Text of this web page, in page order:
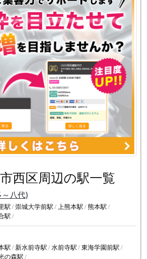
西区周辺の駅一覧
～八代)
駅 崇城大学前駅 上熊本駅 熊本駅
駅
駅 新水前寺駅 水前寺駅 東海学園前駅
の森駅